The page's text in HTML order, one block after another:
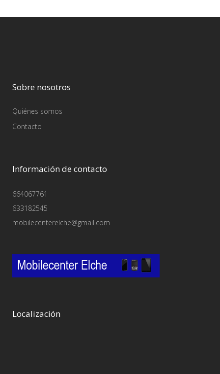
Sobre nosotros
Quiénes somos
Contacto
Información de contacto
664067761
633182545
mobilecenterelche@gmail.com
Localización